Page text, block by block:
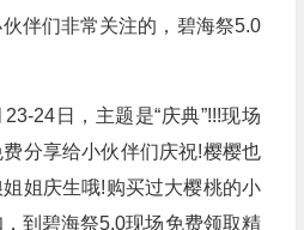
伴们非常关注的，碧海祭5.0
24日，主题是“庆典”!!!现场
分享给小伙伴们庆祝!樱樱也
姐庆生哦!购买过大樱桃的小
到碧海祭5.0现场免费领取精